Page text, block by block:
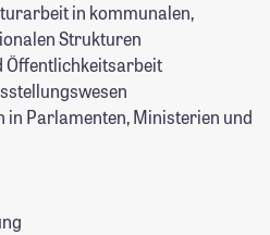
in kommunalen,
Strukturen
Öffentlichkeitsarbeit
in Parlamenten, Ministerien und